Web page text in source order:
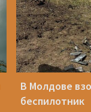
В Молдове
беспилотник